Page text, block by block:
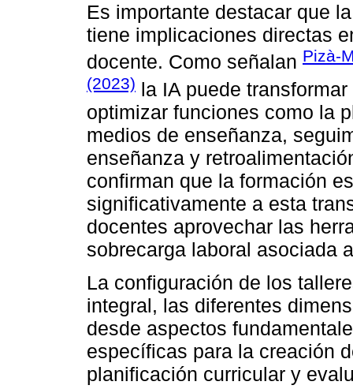
Es importante destacar que
tiene implicaciones directas
docente. Como señalan Pizà-
(2023) la IA puede
optimizar funciones como la
medios de enseñanza,
enseñanza y
confirman que la formación
significativamente a esta
docentes aprovechar las
sobrecarga laboral asociada
La configuración de los
integral, las diferentes
desde aspectos
específicas para la creación
planificación curricular y